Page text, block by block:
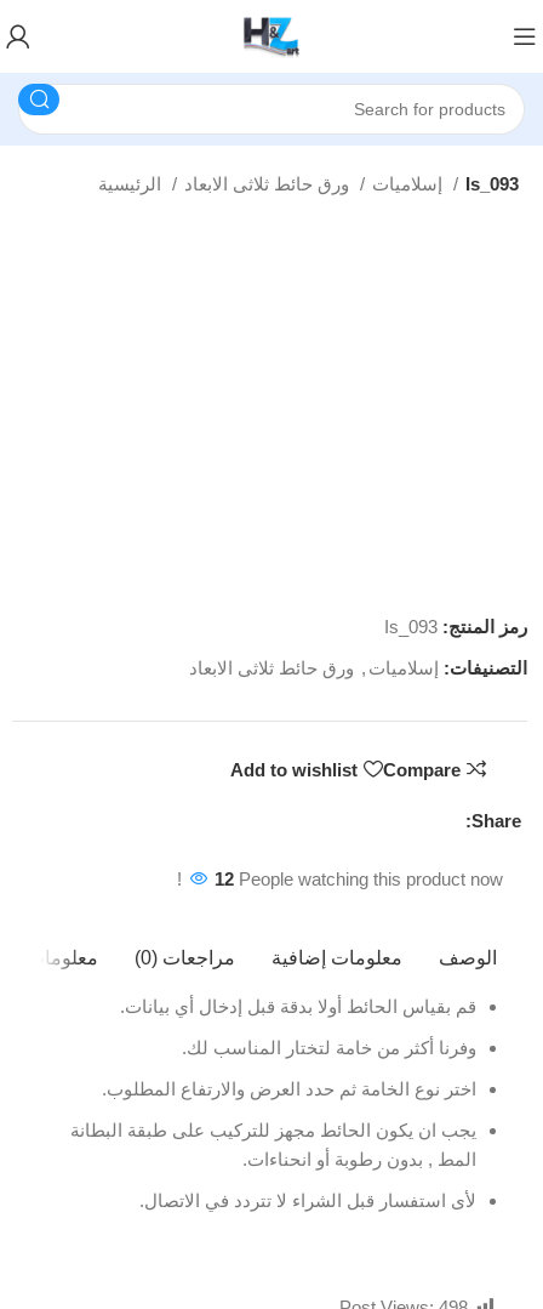
Is_093
رمز المنتج:Is_093
التصنيفات: إسلاميات , ورق حائط ثلاثى الابعاد
Compare
Add to wishlist
Share:
12 People watching this product now!
الوصف معلومات إضافية مراجعات (0) معلومات
قم بقياس الحائط أولا بدقة قبل إدخال أي بيانات.
وفرنا أكثر من خامة لتختار المناسب لك.
اختر نوع الخامة ثم حدد العرض والارتفاع المطلوب.
يجب ان يكون الحائط مجهز للتركيب على طبقة البطانة
المط , بدون رطوبة أو انحناءات.
لأى استفسار قبل الشراء لا تتردد في الاتصال.